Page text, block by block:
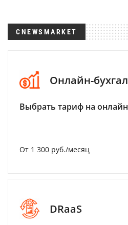
CNEWSMARKET
Онлайн-
Выбрать тариф на
От 1 300 руб./месяц
DRaaS